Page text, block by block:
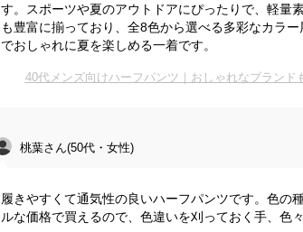
す。スポーツや夏のアウトドアにぴったりで、軽量
も豊富に揃っており、全8色から選べる多彩なカラ
でおしゃれに夏を楽しめる一着です。
40代メンズ向けハーフパンツ｜おしゃれなブランド
桃葉さん(50代・女性)
履きやすくて通気性の良いハーフパンツです。色の
ルな価格で買えるので、色違いを刈っておく手、色